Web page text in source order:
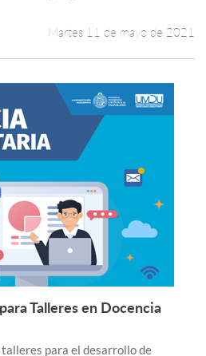
Martes 11 de mayo de 2021
Leer más +
Talleres en Docencia
para el desarrollo de